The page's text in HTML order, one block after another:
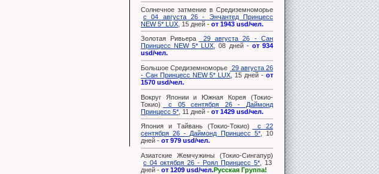
Солнечное затмение в Средиземноморье
с 04 августа 26 - Энчантед Принцесс
NEW 5* LUX, 15 дней - от 1943 usd/чел.
Золотая Ривьера
29 августа 26 - Сан
Принцесс NEW 5* LUX , 08 дней - от 934
usd/чел.
Большое Средиземноморье 29 августа 26
- Сан Принцесс NEW 5* LUX , 15 дней - от
1570 usd/чел.
Вокруг Японии и Южная Корея (Токио-
Токио)
с 05 сентября 26 - Даймонд
Принцесс 5*, 11 дней - от 1429 usd/чел.
Япония и Тайвань (Токио-Токио)
с 22
сентября 26 - Даймонд Принцесс 5*, 10
дней - от 979 usd/чел.
Азиатские Жемчужины (Токио-Сингапур)
с 04 октября 26 - Роял Принцесс 5*, 13
дней - от 1209 usd/чел.Русская Группа!